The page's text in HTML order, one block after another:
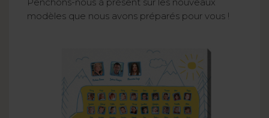
modèles que nous avons préparés pour vous !